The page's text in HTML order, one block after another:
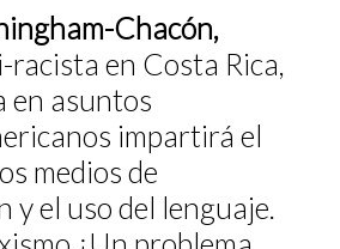
Chacón,
en Costa Rica,
en asuntos
impartirá el
medios de
y el uso del lenguaje.